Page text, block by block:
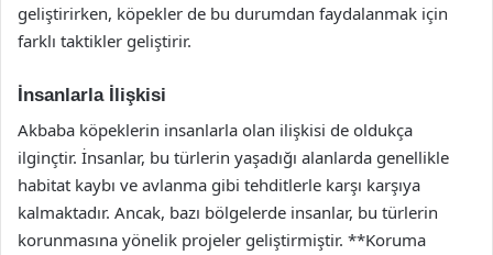
geliştirirken, köpekler de bu durumdan faydalanmak için
farklı taktikler geliştirir.
İnsanlarla İlişkisi
Akbaba köpeklerin insanlarla olan ilişkisi de oldukça
ilginçtir. İnsanlar, bu türlerin yaşadığı alanlarda genellikle
habitat kaybı ve avlanma gibi tehditlerle karşı karşıya
kalmaktadır. Ancak, bazı bölgelerde insanlar, bu türlerin
korunmasına yönelik projeler geliştirmiştir. **Koruma